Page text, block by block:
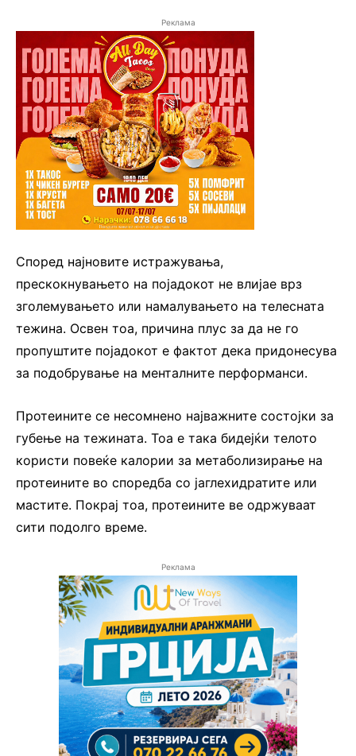
Реклама
Според најновите истражувања,
прескокнувањето на појадокот не влијае врз
зголемувањето или намалувањето на телесната
тежина. Освен тоа, причина плус за да не го
пропуштите појадокот е фактот дека придонесува
за подобрување на менталните перформанси.
Протеините се несомнено најважните состојки за
губење на тежината. Тоа е така бидејќи телото
користи повеќе калории за метаболизирање на
протеините во споредба со јаглехидратите или
мастите. Покрај тоа, протеините ве одржуваат
сити подолго време.
Реклама